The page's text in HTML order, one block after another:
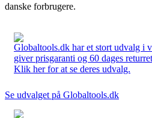
danske forbrugere.
Globaltools.dk har et stort udvalg i
giver prisgaranti og 60 dages
Klik her for at se deres udvalg.
Se udvalget på Globaltools.dk